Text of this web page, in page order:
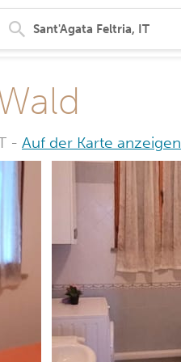
- Auf der Karte anzeigen